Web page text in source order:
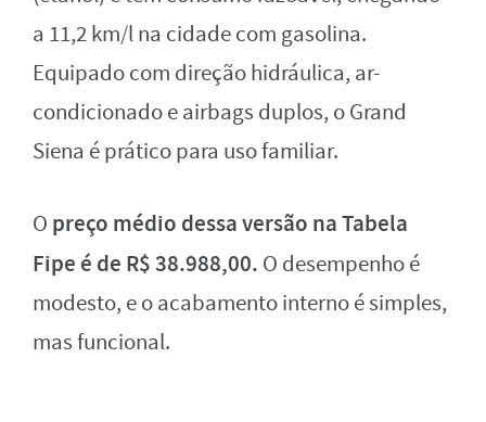
a 11,2 km/l na cidade com gasolina.
Equipado com direção hidráulica, ar-
condicionado e airbags duplos, o Grand
Siena é prático para uso familiar.
O preço médio dessa versão na Tabela
Fipe é de R$ 38.988,00. O desempenho é
modesto, e o acabamento interno é simples,
mas funcional.